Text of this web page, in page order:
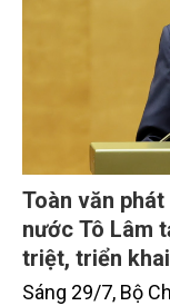
Toàn văn
nước Tô Lâm
triệt, triển
ương 3, khóa
Sáng 29/7, Bộ